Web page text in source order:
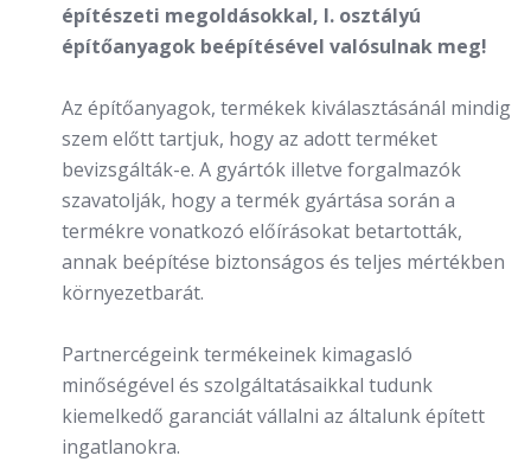
építészeti megoldásokkal, I. osztályú
építőanyagok beépítésével valósulnak meg!
Az építőanyagok, termékek kiválasztásánál mindig
szem előtt tartjuk, hogy az adott terméket
bevizsgálták-e. A gyártók illetve forgalmazók
szavatolják, hogy a termék gyártása során a
termékre vonatkozó előírásokat betartották,
annak beépítése biztonságos és teljes mértékben
környezetbarát.
Partnercégeink termékeinek kimagasló
minőségével és szolgáltatásaikkal tudunk
kiemelkedő garanciát vállalni az általunk épített
ingatlanokra.